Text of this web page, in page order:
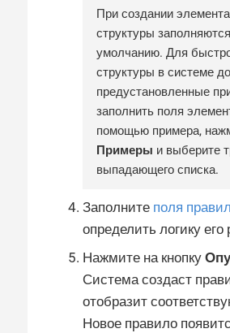
При создании
структуры
умолчанию. Для
структуры в системе
предустановленные
заполнить поля
помощью примера,
Примеры и выберите
выпадающего списка.
Заполните поля
определить логику его
Нажмите на кнопку
Система создаст
отобразит
Новое правило